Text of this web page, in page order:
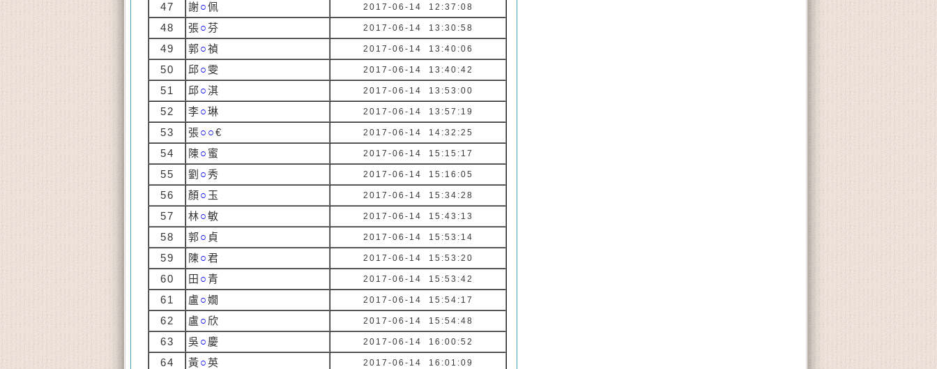
47 謝○佩 2017-06-14 12:37:08
48 張○芬 2017-06-14 13:30:58
49 郭○禎 2017-06-14 13:40:06
50 邱○ 雯 2017-06-14 13:40:42
51 邱○淇 2017-06-14 13:53:00
52 李○琳 2017-06-14 13:57:19
53 張○○€ 2017-06-14 14:32:25
54 陳○ 蜜 2017-06-14 15:15:17
55 劉 ○秀 2017-06-14 15:16:05
56 顏○ 玉 2017-06-14 15:34:28
57 林○敏 2017-06-14 15:43:13
58 郭○ 貞 2017-06-14 15:53:14
59 陳○君 2017-06-14 15:53:20
60 田 ○ 青 2017-06-14 15:53:42
61 盧 ○嫺 2017-06-14 15:54:17
62 盧 ○ 欣 2017-06-14 15:54:48
63 吳○ 慶 2017-06-14 16:00:52
64 黃○英 2017-06-14 16:01:09